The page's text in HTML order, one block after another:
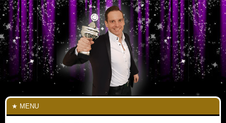
MENU